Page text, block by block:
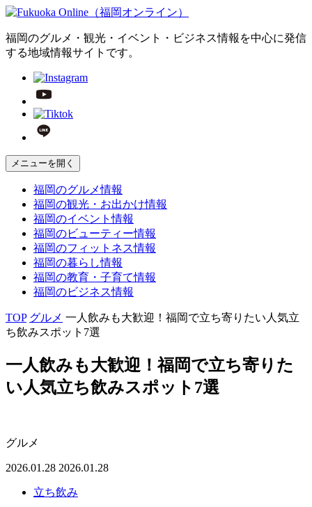
福岡のグルメ・観光・イベント・ビジネス情報を中心に発信
する地域情報サイトです。
メニューを開く
福岡のグルメ情報
福岡の観光・お出かけ情報
福岡のイベント情報
福岡のビューティー情報
福岡のフィットネス情報
福岡の暮らし情報
福岡の教育・子育て情報
福岡のビジネス情報
TOP グルメ 一人飲みも大歓迎！福岡で立ち寄りたい人気立
ち飲みスポット7選
一人飲みも大歓迎！福岡で立ち寄りた
い人気立ち飲みスポット7選
グルメ
2026.01.28 2026.01.28
立ち飲み